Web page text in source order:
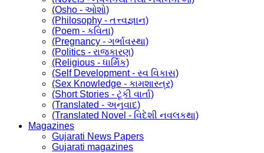
(Osho - ઓશો)
(Philosophy - તત્ત્વજ્ઞાન)
(Poem - કવિતા)
(Pregnancy - ગર્ભાવસ્થા)
(Politics - રાજકારણ)
(Religious - ધાર્મિક)
(Self Development - સ્વ વિકાસ)
(Sex Knowledge - કામશાસ્ત્ર)
(Short Stories - ટૂંકી વાર્તા)
(Translated - અનુવાદ)
(Translated Novel - વિદેશી નવલકથા)
Magazines
Gujarati News Papers
Gujarati magazines